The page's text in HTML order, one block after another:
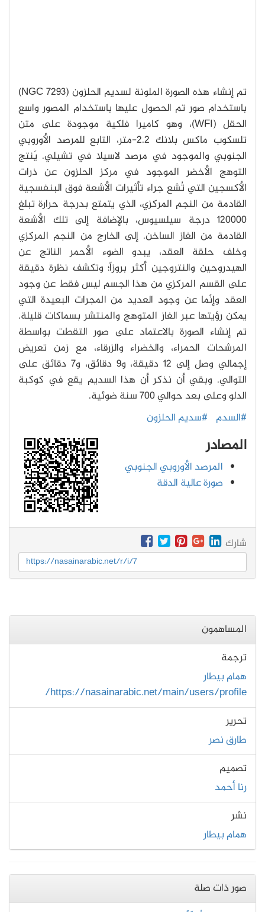
تم إنشاء هذه الصورة الملونة لسديم الحلزون (NGC 7293)
باستخدام صور تم الحصول عليها باستخدام المصور واسع
الحقل (WFI)، وهو كاميرا فلكية موجودة على متن
تلسكوب ماكس بلانك 2.2-متر، التابع للمرصد الأوروبي
الجنوبي والموجود في مرصد لاسيلا في تشيلي. يَنتج
التوهج الأخضر الموجود في مركز الحلزون عن ذرات
الأكسجين التي تُشع جراء تأثيرات الأشعة فوق البنفسجية
القادمة من النجم المركزي، الذي يتمتع بدرجة حرارة تبلغ
120000 درجة سيلسيوس، بالإضافة إلى تلك الأشعة
القادمة من الغاز الساخن. إلى الخارج من النجم المركزي
وخلف حلقة العقد، يبدو الضوء الأحمر الناتج عن
الهيدروحين والنتروجين أكثر بروزاً؛ وتكشف نظرة دقيقة
على القسم المركزي من هذا الجسم ليس فقط عن وجود
العقد وإنّما عن وجود العديد من المجرات البعيدة التي
يمكن رؤيتها عبر الغاز المتوهج والمنتشر بسماكات قليلة.
تم إنشاء الصورة بالاعتماد على صور التقطت بواسطة
المرشحات الحمراء، والخضراء والزرقاء، مع زمن تعريض
إجمالي وصل إلى 12 دقيقة، و9 دقائق، و7 دقائق على
التوالي. وبقي أن نذكر أن هذا السديم يقع في كوكبة
الدلو وعلى بعد حوالي 700 سنة ضوئية.
#السدم #سديم الحلزون
المصادر
المرصد الأوروبي الجنوبي
صورة عالية الدقة
شارك
https://nasainarabic.net/r/i/7
المساهمون
ترجمة
همام بيطار
https://nasainarabic.net/main/users/profile/
تحرير
طارق نصر
تصميم
رنا أحمد
نشر
همام بيطار
صور ذات صلة